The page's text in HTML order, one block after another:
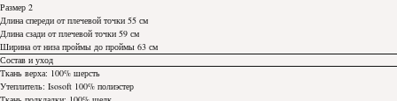
Размер 2
Длина спереди от плечевой точки 55 см
Длина сзади от плечевой точки 59 см
Ширина от низа проймы до проймы 63 см
Состав и уход
Ткань верха: 100% шерсть
Утеплитель: Isosoft 100% полиэстер